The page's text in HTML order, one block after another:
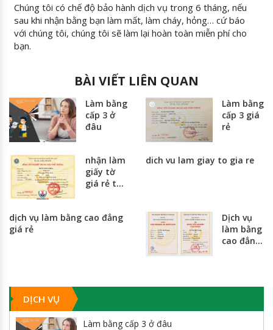
Chúng tôi có chế độ bảo hành dịch vụ trong 6 tháng, nếu
sau khi nhận bằng bạn làm mất, làm cháy, hỏng… cứ báo
với chúng tôi, chúng tôi sẽ làm lại hoàn toàn miễn phí cho
bạn.
BÀI VIẾT LIÊN QUAN
Làm bằng
cấp 3 ở
đâu
Làm bằng
cấp 3 giá
rẻ
nhận làm
giấy tờ
giá rẻ tại
phố hồ
dich vu lam giay to gia re
dịch vụ làm bằng cao đẳng
giá rẻ
Dịch vụ
làm bằng
cao đẳng
quốc
DỊCH VỤ
Làm bằng cấp 3 ở đâu